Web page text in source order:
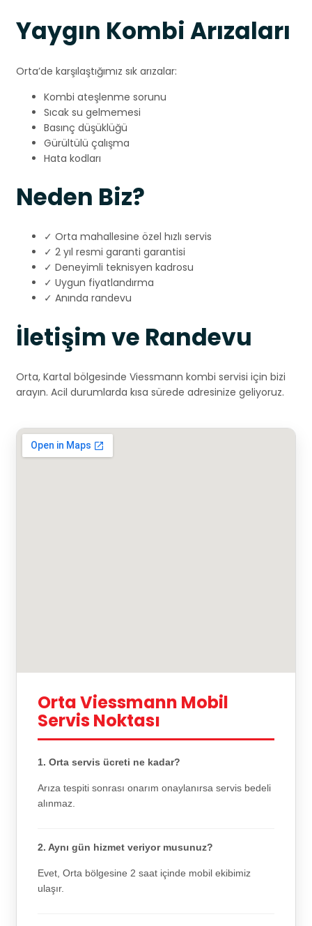
Yaygın Kombi Arızaları
Orta’de karşılaştığımız sık arızalar:
Kombi ateşlenme sorunu
Sıcak su gelmemesi
Basınç düşüklüğü
Gürültülü çalışma
Hata kodları
Neden Biz?
✓ Orta mahallesine özel hızlı servis
✓ 2 yıl resmi garanti garantisi
✓ Deneyimli teknisyen kadrosu
✓ Uygun fiyatlandırma
✓ Anında randevu
İletişim ve Randevu
Orta, Kartal bölgesinde Viessmann kombi servisi için bizi
arayın. Acil durumlarda kısa sürede adresinize geliyoruz.
Orta Viessmann Mobil
Servis Noktası
1. Orta servis ücreti ne kadar?
Arıza tespiti sonrası onarım onaylanırsa servis bedeli
alınmaz.
2. Aynı gün hizmet veriyor musunuz?
Evet, Orta bölgesine 2 saat içinde mobil ekibimiz
ulaşır.